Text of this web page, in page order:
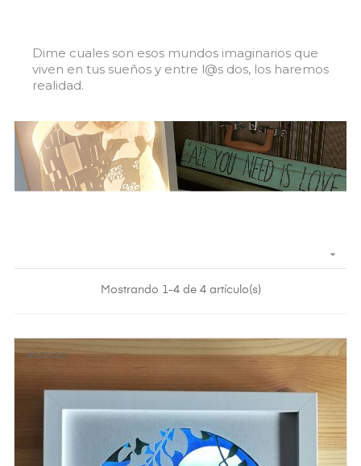
Dime cuales son esos mundos imaginarios que
viven en tus sueños y entre l@s dos, los haremos
realidad.

Mostrando 1-4 de 4 artículo(s)
AGOTADO